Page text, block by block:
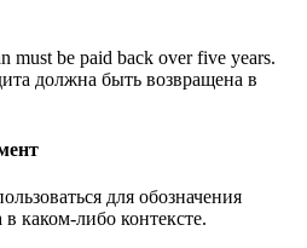
must be paid back over five years.
должна быть возвращена в
для обозначения
каком-либо контексте.